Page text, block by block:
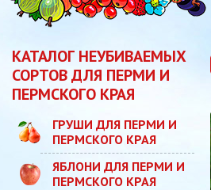
КАТАЛОГ НЕУБИВАЕМЫХ
СОРТОВ ДЛЯ ПЕРМИ И
ПЕРМСКОГО КРАЯ
ГРУШИ ДЛЯ ПЕРМИ И
ПЕРМСКОГО КРАЯ
ЯБЛОНИ ДЛЯ ПЕРМИ И
ПЕРМСКОГО КРАЯ